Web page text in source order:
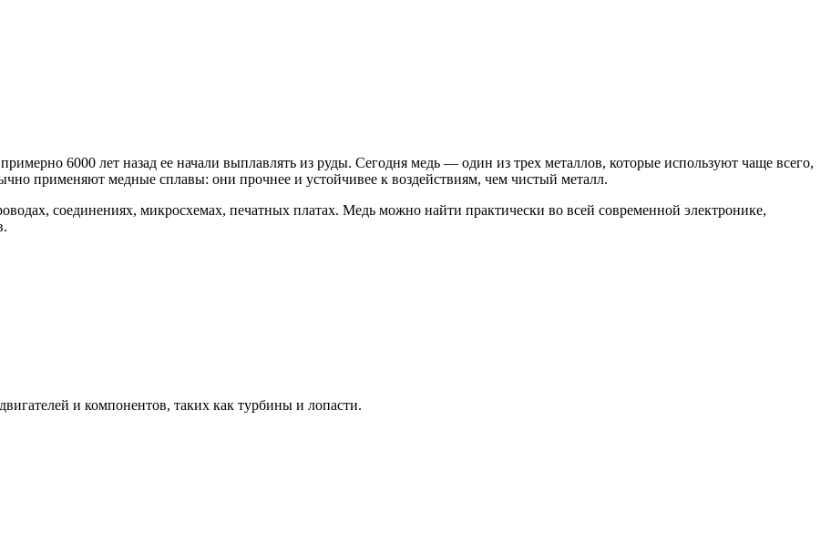
6000 лет назад ее начали выплавлять из руды. Сегодня медь — один из трех металлов, которые используют чаще всего,
применяют медные сплавы: они прочнее и устойчивее к воздействиям, чем чистый металл.
соединениях, микросхемах, печатных платах. Медь можно найти практически во всей современной электронике,
и компонентов, таких как турбины и лопасти.